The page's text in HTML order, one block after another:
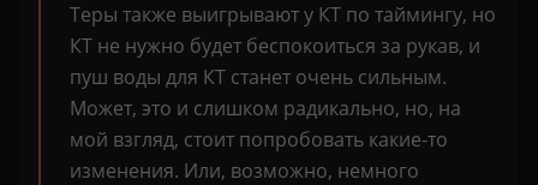
Теры также выигрывают у КТ по таймингу, но
КТ не нужно будет беспокоиться за рукав, и
пуш воды для КТ станет очень сильным.
Может, это и слишком радикально, но, на
мой взгляд, стоит попробовать какие-то
изменения. Или, возможно, немного